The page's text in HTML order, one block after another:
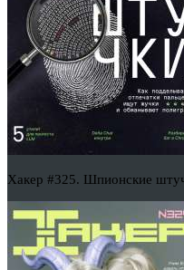
Хакер #325. Шпионские